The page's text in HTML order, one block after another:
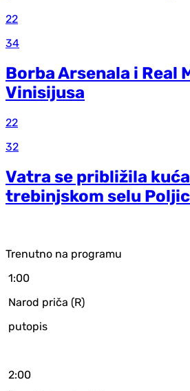
22
34
Borba Arsenala i Real
Vinisijusa
22
32
Vatra se približila
trebinjskom selu
Trenutno na programu
1:00
Narod priča (R)
putopis
2:00